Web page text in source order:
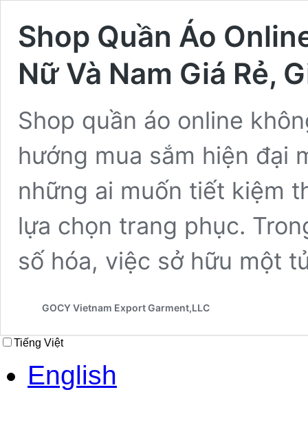
Shop Quần Áo
Nữ Và Nam Giá Rẻ,
Shop quần áo online
hướng mua sắm hiện đại
những ai muốn tiết kiệm
lựa chọn trang phục.
số hóa, việc sở hữu một
GOCY Vietnam Export Garment,LLC
Tiếng Việt
English